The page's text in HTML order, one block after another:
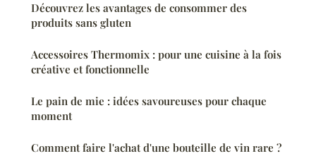
Découvrez les avantages de consommer des
produits sans gluten
Accessoires Thermomix : pour une cuisine à la fois
créative et fonctionnelle
Le pain de mie : idées savoureuses pour chaque
moment
Comment faire l'achat d'une bouteille de vin rare ?